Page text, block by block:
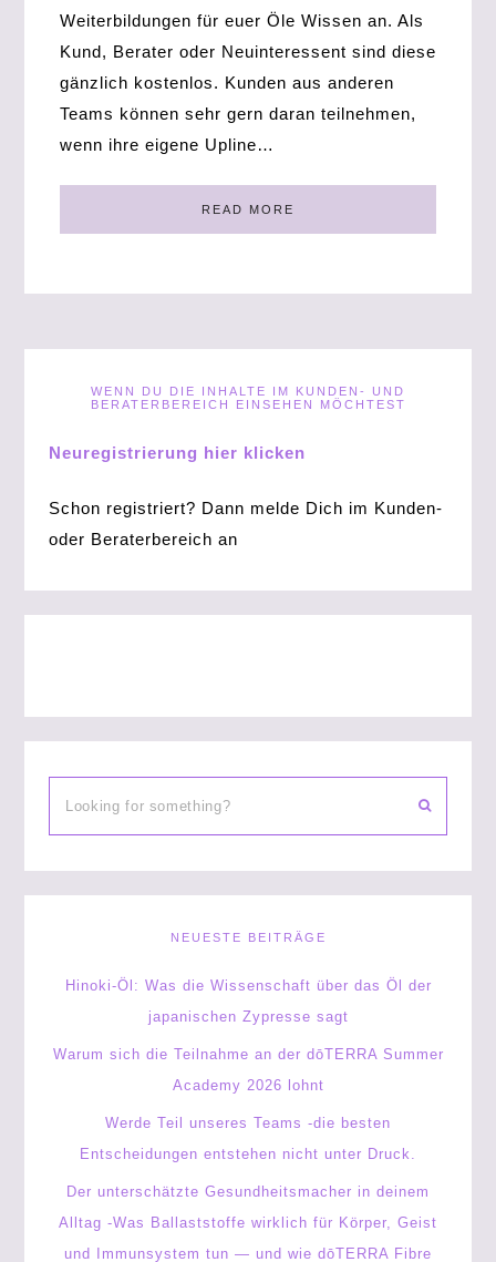
Weiterbildungen für euer Öle Wissen an. Als
Kund, Berater oder Neuinteressent sind diese
gänzlich kostenlos. Kunden aus anderen
Teams können sehr gern daran teilnehmen,
wenn ihre eigene Upline…
READ MORE
WENN DU DIE INHALTE IM KUNDEN- UND
BERATERBEREICH EINSEHEN MÖCHTEST
Neuregistrierung hier klicken
Schon registriert? Dann melde Dich im Kunden-
oder Beraterbereich an
NEUESTE BEITRÄGE
Hinoki-Öl: Was die Wissenschaft über das Öl der
japanischen Zypresse sagt
Warum sich die Teilnahme an der dōTERRA Summer
Academy 2026 lohnt
Werde Teil unseres Teams -die besten
Entscheidungen entstehen nicht unter Druck.
Der unterschätzte Gesundheitsmacher in deinem
Alltag -Was Ballaststoffe wirklich für Körper, Geist
und Immunsystem tun — und wie dōTERRA Fibre